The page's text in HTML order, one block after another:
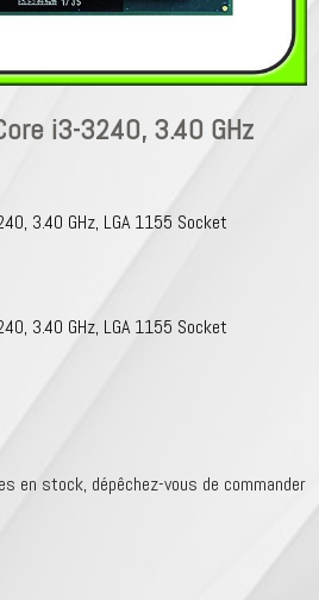
i3-3240, 3.40 GHz
3.40 GHz, LGA 1155 Socket
3.40 GHz, LGA 1155 Socket
en stock, dépêchez-vous de commander